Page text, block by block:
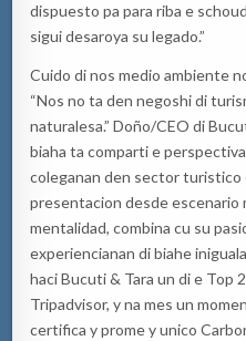
dispuesto pa para riba e
sigui desaroya su legado.”
Cuido di nos medio ambiente
“Nos no ta den negoshi di
naturalesa.” Doño/CEO di
biaha ta comparti e
coleganan den sector turistico
presentacion desde escenario
mentalidad, combina cu su
experiencianan di biahe
haci Bucuti & Tara un di e Top
Tripadvisor, y na mes un
certifica y prome y unico